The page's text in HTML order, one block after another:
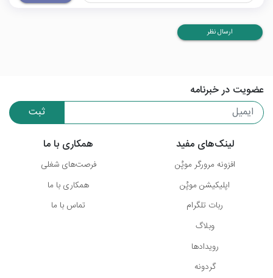
ارسال نظر
عضویت در خبرنامه
ثبت
لینک‌های مفید
افزونه مرورگر موپُن
اپلیکیشن موپُن
ربات تلگرام
وبلاگ
رویدادها
گردونه
همکاری با ما
فرصت‌های شغلی
همکاری با ما
تماس با ما